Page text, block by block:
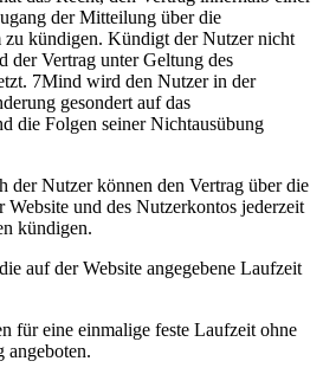
der Mitteilung über die
zu kündigen. Kündigt der Nutzer nicht
der Vertrag unter Geltung des
7Mind wird den Nutzer in der
gesondert auf das
die Folgen seiner Nichtausübung
der Nutzer können den Vertrag über die
und des Nutzerkontos jederzeit
kündigen.
auf der Website angegebene Laufzeit
für eine einmalige feste Laufzeit ohne
angeboten.